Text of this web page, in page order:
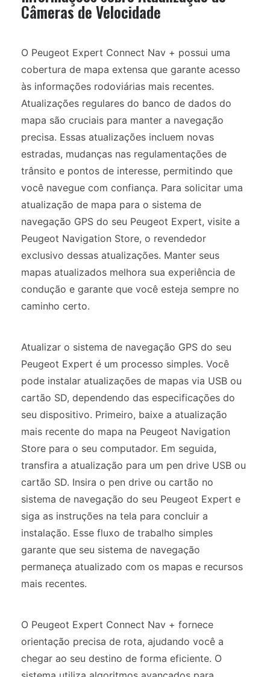
Câmeras de Velocidade
O Peugeot Expert Connect Nav + possui uma
cobertura de mapa extensa que garante acesso
às informações rodoviárias mais recentes.
Atualizações regulares do banco de dados do
mapa são cruciais para manter a navegação
precisa. Essas atualizações incluem novas
estradas, mudanças nas regulamentações de
trânsito e pontos de interesse, permitindo que
você navegue com confiança. Para solicitar uma
atualização de mapa para o sistema de
navegação GPS do seu Peugeot Expert, visite a
Peugeot Navigation Store, o revendedor
exclusivo dessas atualizações. Manter seus
mapas atualizados melhora sua experiência de
condução e garante que você esteja sempre no
caminho certo.
Atualizar o sistema de navegação GPS do seu
Peugeot Expert é um processo simples. Você
pode instalar atualizações de mapas via USB ou
cartão SD, dependendo das especificações do
seu dispositivo. Primeiro, baixe a atualização
mais recente do mapa na Peugeot Navigation
Store para o seu computador. Em seguida,
transfira a atualização para um pen drive USB ou
cartão SD. Insira o pen drive ou cartão no
sistema de navegação do seu Peugeot Expert e
siga as instruções na tela para concluir a
instalação. Esse fluxo de trabalho simples
garante que seu sistema de navegação
permaneça atualizado com os mapas e recursos
mais recentes.
O Peugeot Expert Connect Nav + fornece
orientação precisa de rota, ajudando você a
chegar ao seu destino de forma eficiente. O